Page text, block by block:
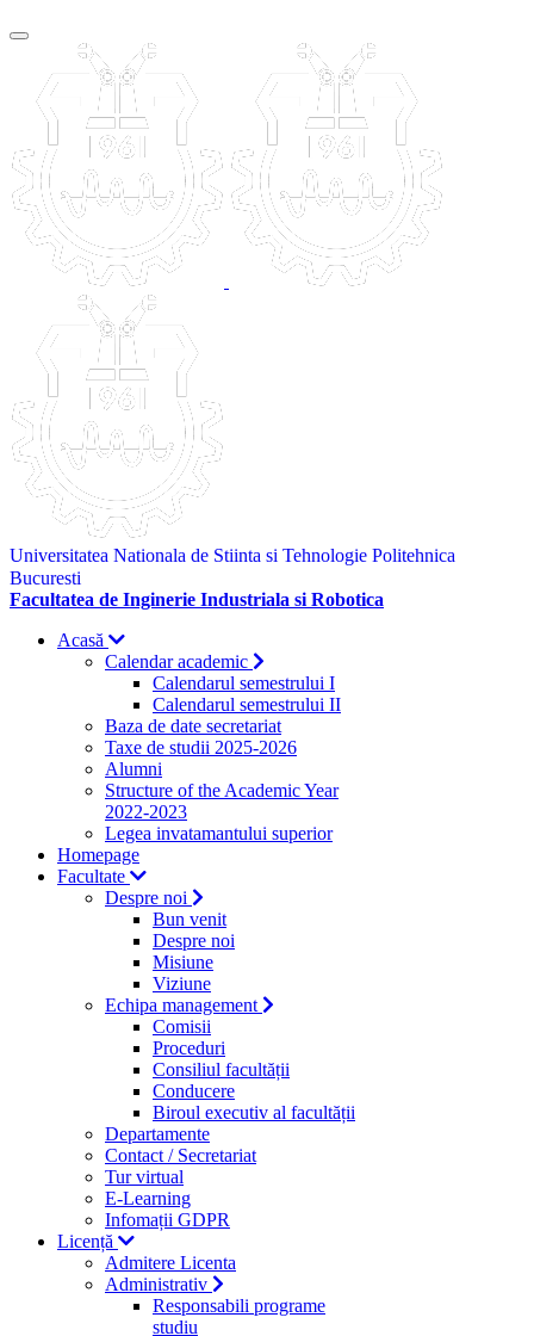
Universitatea Nationala de Stiinta si Tehnologie Politehnica
Bucuresti
Facultatea de Inginerie Industriala si Robotica
Acasă
Calendar academic
Calendarul semestrului I
Calendarul semestrului II
Baza de date secretariat
Taxe de studii 2025-2026
Alumni
Structure of the Academic Year
2022-2023
Legea invatamantului superior
Homepage
Facultate
Despre noi
Bun venit
Despre noi
Misiune
Viziune
Echipa management
Comisii
Proceduri
Consiliul facultății
Conducere
Biroul executiv al facultății
Departamente
Contact / Secretariat
Tur virtual
E-Learning
Infomații GDPR
Licență
Admitere Licenta
Administrativ
Responsabili programe
studiu